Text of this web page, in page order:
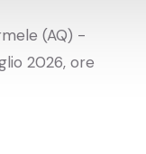
(AQ) -
2026, ore